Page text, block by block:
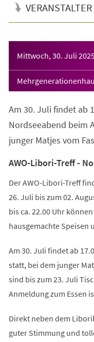
VERANSTALTER
Mittwoch, 30. Juli
Am 30. Juli findet ab
Nordseeabend beim
junger Matjes vom
AWO-Libori-Treff -
Der AWO-Libori-Treff
26. Juli bis zum 02.
bis ca. 22.00 Uhr
hausgemachte Speisen
Am 30. Juli findet ab
statt, bei dem junger
sind bis zum 23. Juli
Anmeldung zum Essen
Direkt neben dem
guter Stimmung und